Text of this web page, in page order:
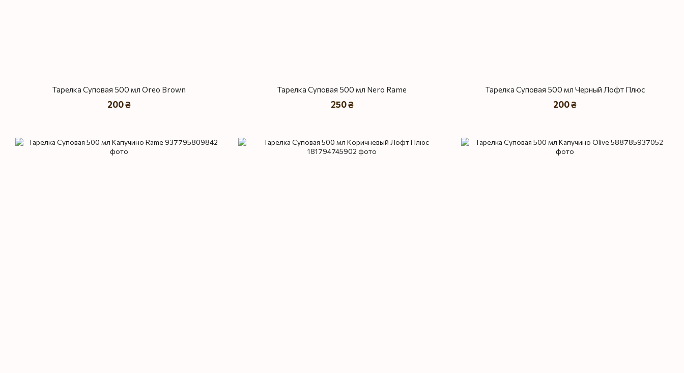
Тарелка Суповая 500 мл Oreo Brown
200 ₴
Тарелка Суповая 500 мл Nero Rame
250 ₴
Тарелка Суповая 500 мл Черный Лофт Плюс
200 ₴